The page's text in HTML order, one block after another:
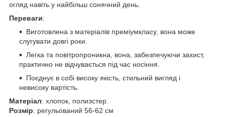
огляд навіть у найбільш сонячний день.
Переваги:
Виготовлена з матеріалів преміумкласу, вона може
слугувати довгі роки.
Легка та повітропроникна, вона, забезпечуючи захист,
практично не відчувається під час носіння.
Поєднує в собі високу якість, стильний вигляд і
невисоку вартість.
Матеріал: хлопок, полиэстер.
Розмір: регульований 56-62 см